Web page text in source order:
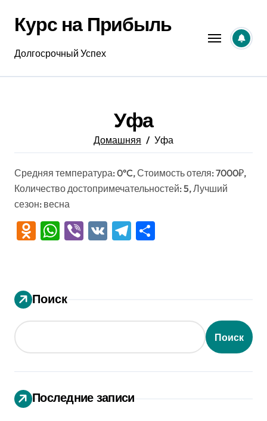
содержанию
Курс на Прибыль
Долгосрочный Успех
Уфа
Домашняя Уфа
Средняя температура: 0°C, Стоимость отеля: 7000₽,
Количество достопримечательностей: 5, Лучший
сезон: весна
Odnoklassniki
WhatsApp
Viber
VK Telegram
Поиск
Поиск
Последние записи